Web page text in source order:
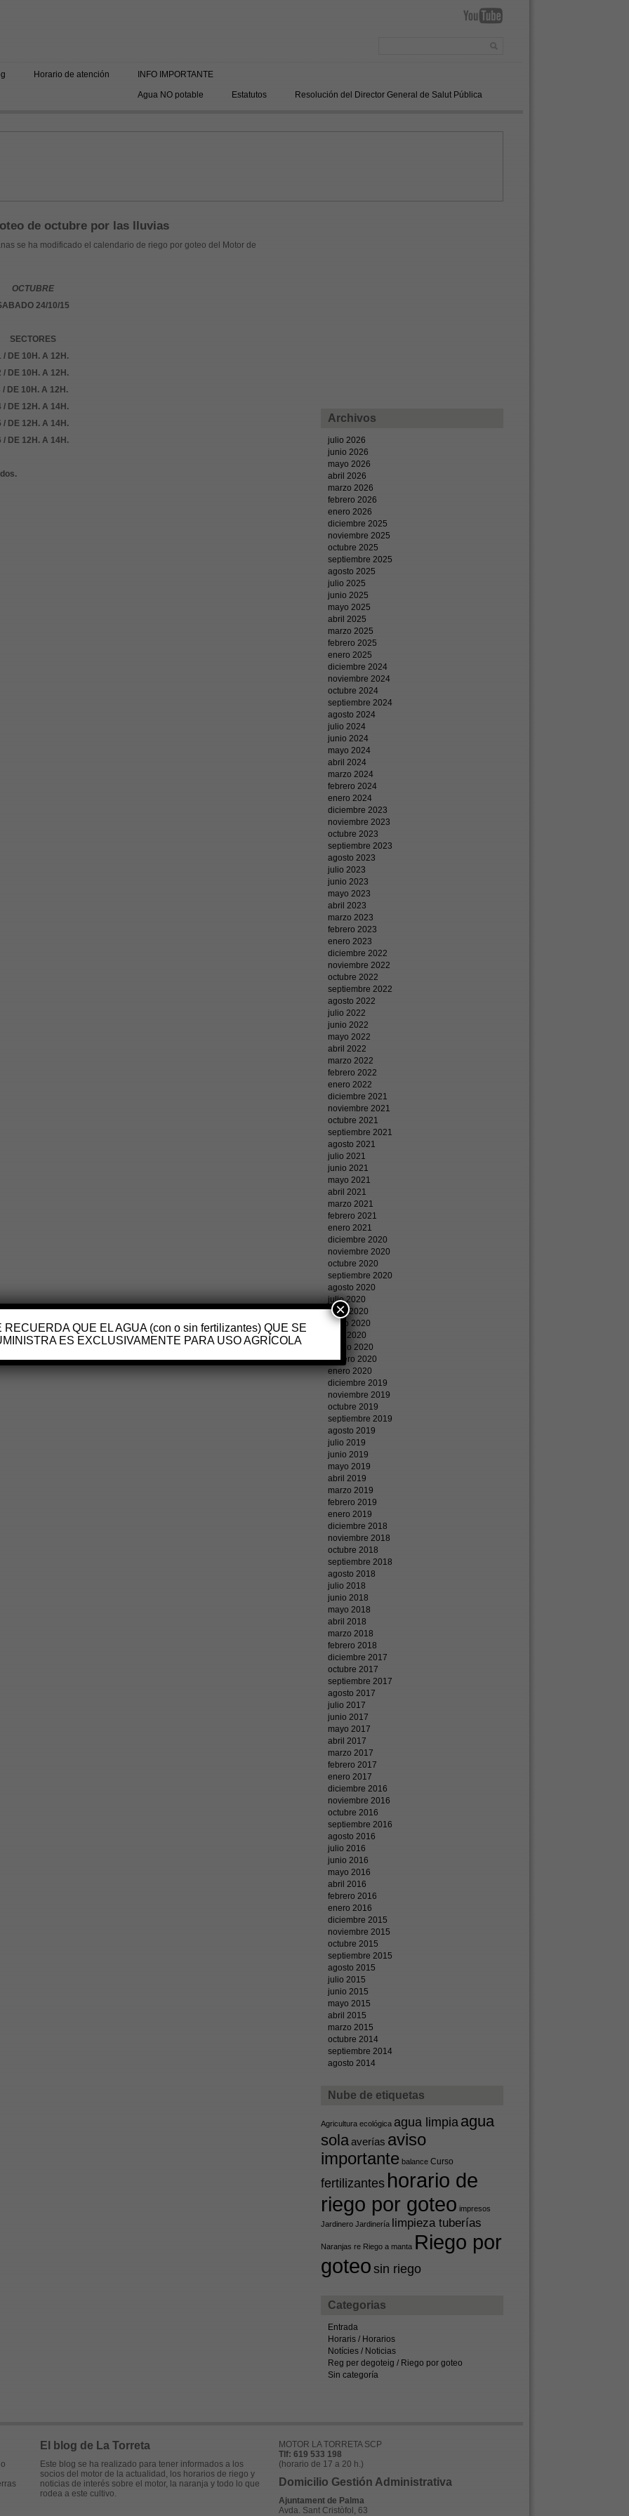
Horario de atención INFO IMPORTANTE
Agua NO potable Estatutos Resolución del Director General de Salut Pública
de octubre por las lluvias
se ha modificado el calendario de riego por goteo del Motor de
OCTUBRE
24/10/15
SECTORES
/ DE 10H. A 12H.
/ DE 10H. A 12H.
/ DE 10H. A 12H.
/ DE 12H. A 14H.
/ DE 12H. A 14H.
/ DE 12H. A 14H.
Archivos
julio 2026
junio 2026
mayo 2026
abril 2026
marzo 2026
febrero 2026
enero 2026
diciembre 2025
noviembre 2025
octubre 2025
septiembre 2025
agosto 2025
julio 2025
junio 2025
mayo 2025
abril 2025
marzo 2025
febrero 2025
enero 2025
diciembre 2024
noviembre 2024
octubre 2024
septiembre 2024
agosto 2024
julio 2024
junio 2024
mayo 2024
abril 2024
marzo 2024
febrero 2024
enero 2024
diciembre 2023
noviembre 2023
octubre 2023
septiembre 2023
agosto 2023
julio 2023
junio 2023
mayo 2023
abril 2023
marzo 2023
febrero 2023
enero 2023
diciembre 2022
noviembre 2022
octubre 2022
septiembre 2022
agosto 2022
julio 2022
junio 2022
mayo 2022
abril 2022
marzo 2022
febrero 2022
enero 2022
diciembre 2021
noviembre 2021
octubre 2021
septiembre 2021
agosto 2021
julio 2021
junio 2021
mayo 2021
abril 2021
marzo 2021
febrero 2021
enero 2021
diciembre 2020
noviembre 2020
octubre 2020
septiembre 2020
agosto 2020
julio 2020
junio 2020
mayo 2020
abril 2020
marzo 2020
febrero 2020
enero 2020
diciembre 2019
noviembre 2019
octubre 2019
septiembre 2019
agosto 2019
julio 2019
junio 2019
mayo 2019
abril 2019
marzo 2019
febrero 2019
enero 2019
diciembre 2018
noviembre 2018
octubre 2018
septiembre 2018
agosto 2018
julio 2018
junio 2018
mayo 2018
abril 2018
marzo 2018
febrero 2018
diciembre 2017
octubre 2017
septiembre 2017
agosto 2017
julio 2017
junio 2017
mayo 2017
abril 2017
marzo 2017
febrero 2017
enero 2017
diciembre 2016
noviembre 2016
octubre 2016
septiembre 2016
agosto 2016
julio 2016
junio 2016
mayo 2016
abril 2016
febrero 2016
enero 2016
diciembre 2015
noviembre 2015
octubre 2015
septiembre 2015
agosto 2015
julio 2015
junio 2015
mayo 2015
abril 2015
marzo 2015
octubre 2014
septiembre 2014
agosto 2014
Nube de etiquetas
Agricultura ecológica agua limpia agua
sola averías aviso
importante balance Curso
fertilizantes horario de
riego por goteo impresos
Jardinero Jardinería limpieza tuberías
Naranjas re Riego a manta Riego por
goteo sin riego
Categorias
Entrada
Horaris / Horarios
Notícies / Noticias
Reg per degoteig / Riego por goteo
Sin categoría
El blog de La Torreta
Este blog se ha realizado para tener informados a los
socios del motor de la actualidad, los horarios de riego y
noticias de interés sobre el motor, la naranja y todo lo que
rodea a este cultivo.
MOTOR LA TORRETA SCP
Tlf: 619 533 198
(horario de 17 a 20 h.)
Domicilio Gestión Administrativa
Ajuntament de Palma
Avda. Sant Cristòfol, 63
RECUERDA QUE EL AGUA (con o sin fertilizantes) QUE SE
ES EXCLUSIVAMENTE PARA USO AGRÍCOLA
×